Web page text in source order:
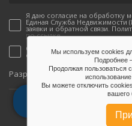
см.
Я даю согласие на
Единая Служба Недвижимости
заявки и обратной связи.
по ссылке.
Согласен(-а) на получение
email от ООО Единая Служба
Разработаноonpeak
2026, Единая
Соглашение на
Мы используем cookies
Продолжая пользоваться
Вы можете отключить
вашего